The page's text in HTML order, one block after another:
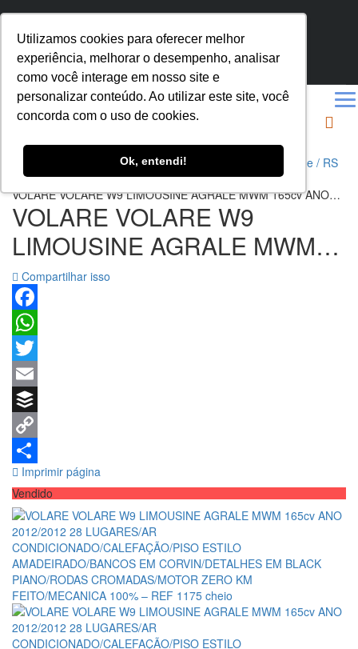
Utilizamos cookies para oferecer melhor
experiência, melhorar o desempenho, analisar
como você interage em nosso site e
personalizar conteúdo. Ao utilizar este site, você
concorda com o uso de cookies.
Ok, entendi!
AV. A. J. RENNER, 535 - HUMAITÁ, PORTO ALEGRE - RS
(51) 3272-7795
Ônibus Usados e Seminovos MarcoPeças, em Porto Alegre / RS
Veículos>MICRO-ÔNIBUS RODOVIARIO>
VOLARE VOLARE W9 LIMOUSINE AGRALE MWM 165cv ANO
2012/2012 28 LUGARES/AR
CONDICIONADO/CALEFAÇÃO/PISO ESTILO
AMADEIRADO/BANCOS EM CORVIN/DETALHES EM BLACK
PIANO/RODAS CROMADAS/MOTOR ZERO KM
FEITO/MECANICA 100% – REF 1175
VOLARE VOLARE W9
LIMOUSINE AGRALE MWM
165cv ANO 2012/2012 28
LUGARES/AR
CONDICIONADO/
ESTILO
AMADEIRADO/BANCOS EM
CORVIN/DETALHES EM
BLACK PIANO/RODAS
CROMADAS/MOTOR ZERO
KM FEITO/MECANICA 100% –
REF 1175
Compartilhar isso
Facebook
WhatsApp
Twitter
Email
Buffer
Copy
Link
Share
Imprimir página
Vendido